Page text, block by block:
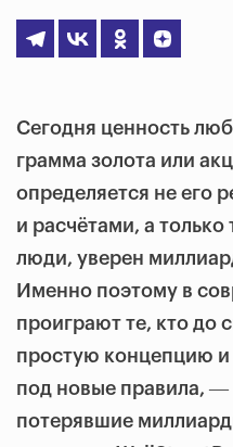
Сегодня ценность
грамма золота или
определяется не его
и расчётами, а
люди, уверен
Именно поэтому в
проиграют те, кто до
простую концепцию и
под новые правила,
потерявшие